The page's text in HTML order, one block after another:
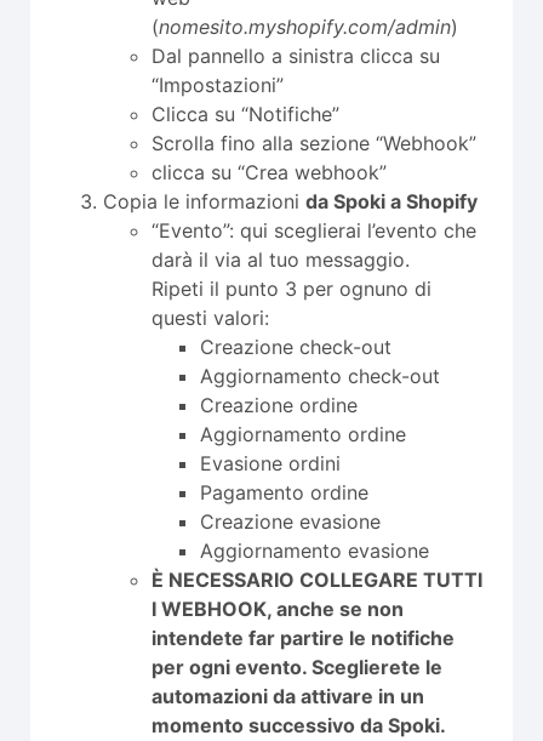
(nomesito.myshopify.com/admin)
Dal pannello a sinistra clicca su
“Impostazioni”
Clicca su “Notifiche”
Scrolla fino alla sezione “Webhook”
clicca su “Crea webhook”
Copia le informazioni da Spoki a Shopify
“Evento”: qui sceglierai l’evento che
darà il via al tuo messaggio.
Ripeti il punto 3 per ognuno di
questi valori:
Creazione check-out
Aggiornamento check-out
Creazione ordine
Aggiornamento ordine
Evasione ordini
Pagamento ordine
Creazione evasione
Aggiornamento evasione
È NECESSARIO COLLEGARE TUTTI
I WEBHOOK, anche se non
intendete far partire le notifiche
per ogni evento. Sceglierete le
automazioni da attivare in un
momento successivo da Spoki.